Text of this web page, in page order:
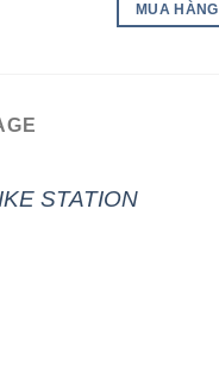
MUA HÀNG
STATION